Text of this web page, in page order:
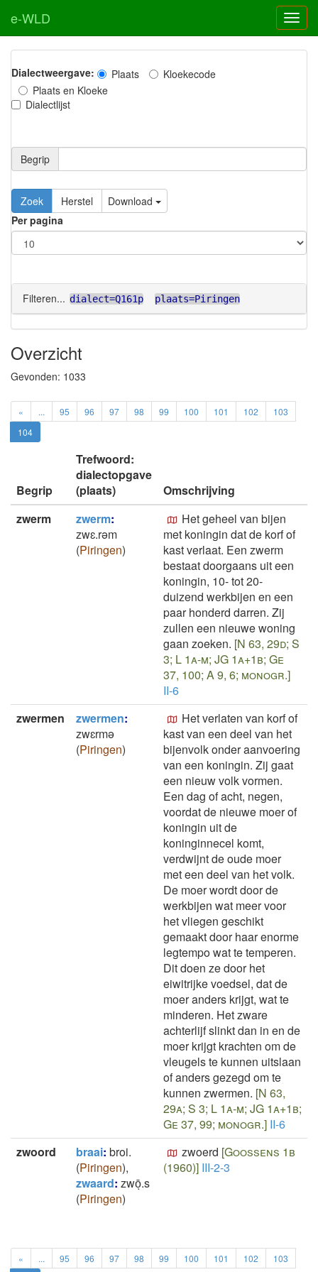
e-WLD
Dialectweergave: Plaats
Kloekecode
Plaats en Kloeke
Dialectlijst
Begrip
Zoek Herstel
Download
Per pagina
Filteren... dialect=Q161p plaats=Piringen
Overzicht
Gevonden: 1033
« ... 95 96 97 98 99 100 101 102
103
104
Begrip
Trefwoord:
dialectopgave
(plaats)
Omschrijving
zwerm
zwerm:
zwɛ.rǝm
(Piringen)
Het geheel van bijen
met koningin dat de korf of
kast verlaat. Een zwerm
bestaat doorgaans uit een
koningin, 10- tot 20-
duizend werkbijen en een
paar honderd darren. Zij
zullen een nieuwe woning
gaan zoeken. [N 63, 29d; S
3; L 1a-m; JG 1a+1b; Ge
37, 100; A 9, 6; monogr.]
II-6
zwermen
zwermen:
zwɛrmǝ
(Piringen)
Het verlaten van korf of
kast van een deel van het
bijenvolk onder aanvoering
van een koningin. Zij gaat
een nieuw volk vormen.
Een dag of acht, negen,
voordat de nieuwe moer of
koningin uit de
koninginnecel komt,
verdwijnt de oude moer
met een deel van het volk.
De moer wordt door de
werkbijen wat meer voor
het vliegen geschikt
gemaakt door haar enorme
legtempo wat te temperen.
Dit doen ze door het
eiwitrijke voedsel, dat de
moer anders krijgt, wat te
minderen. Het zware
achterlijf slinkt dan in en de
moer krijgt krachten om de
vleugels te kunnen uitslaan
of anders gezegd om te
kunnen zwermen. [N 63,
29a; S 3; L 1a-m; JG 1a+1b;
Ge 37, 99; monogr.] II-6
zwoord
braai: broi.
(Piringen),
zwaard: zwōͅ.s
(Piringen)
zwoerd [Goossens 1b
(1960)] III-2-3
« ... 95 96 97 98 99 100 101 102 103